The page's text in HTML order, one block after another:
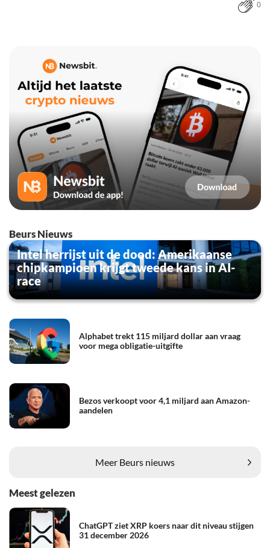
0
Beurs Nieuws
Intel herrijst uit de dood: Amerikaanse
chipkampioen krijgt tweede kans in AI-
race
Alphabet trekt 115 miljard dollar aan vraag
voor mega obligatie-uitgifte
Bezos verkoopt voor 4,1 miljard aan Amazon-
aandelen
Meer Beurs nieuws
Meest gelezen
ChatGPT ziet XRP koers naar dit niveau stijgen
31 december 2026